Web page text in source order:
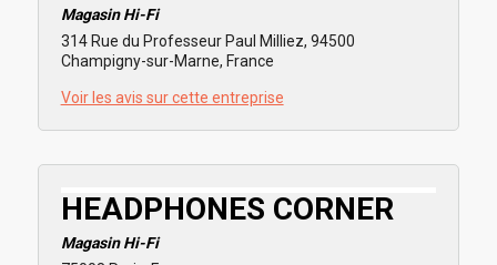
Magasin Hi-Fi
314 Rue du Professeur Paul Milliez, 94500
Champigny-sur-Marne, France
Voir les avis sur cette entreprise
HEADPHONES CORNER
Magasin Hi-Fi